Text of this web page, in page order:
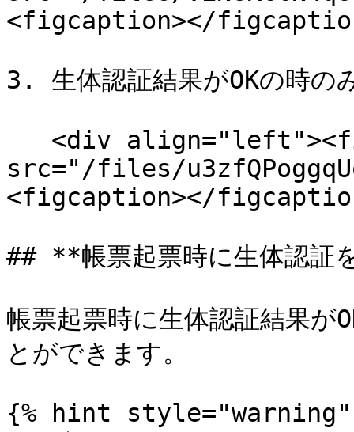
<figcaption></
3. 生体認証結果がOKの時の
src="/files/
<figcaption></
## **帳票起票時に生体認証
帳票起票時に生体認証結果が
とができます。
{% hint style="warning"